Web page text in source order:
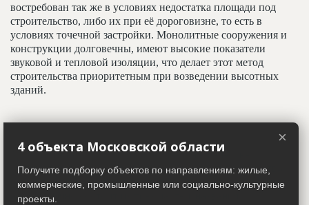
востребован так же в условиях недостатка площади под
строительство, либо их при её дороговизне, то есть в
условиях точечной застройки. Монолитные сооружения и
конструкции долговечны, имеют высокие показатели
звуковой и тепловой изоляции, что делает этот метод
строительства приоритетным при возведении высотных
зданий.
Адрес пятна застройки, употребляется в качестве
официального адреса дома до окончания строительства,
когда дому присваивают почтовый адрес. Строительный
адрес обычно состоит из трех частей: названия
×
4 объекта Московской области
Получите подборку объектов по направлениям: жилые,
коммерческие, промышленные или социально-культурные
проекты.